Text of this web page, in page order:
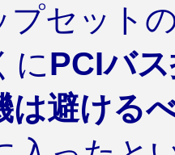
プセット
にPCIバ
は避ける